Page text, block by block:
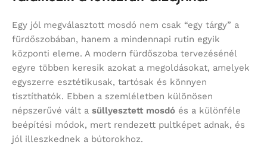
Egy jól megválasztott mosdó nem csak “egy tárgy” a
fürdőszobában, hanem a mindennapi rutin egyik
központi eleme. A modern fürdőszoba tervezésénél
egyre többen keresik azokat a megoldásokat, amelyek
egyszerre esztétikusak, tartósak és könnyen
tisztíthatók. Ebben a szemléletben különösen
népszerűvé vált a süllyesztett mosdó és a különféle
beépítési módok, mert rendezett pultképet adnak, és
jól illeszkednek a bútorokhoz.